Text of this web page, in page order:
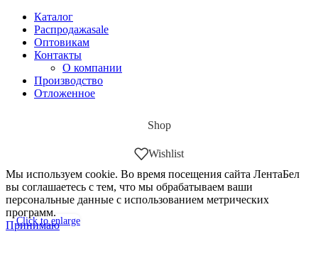
Click to enlarge
Каталог
Распродажаsale
Оптовикам
Контакты
О компании
Производство
Отложенное
Shop
Wishlist
Мы используем cookie. Во время посещения сайта ЛентаБел
вы соглашаетесь с тем, что мы обрабатываем ваши
персональные данные с использованием метрических
программ.
Принимаю